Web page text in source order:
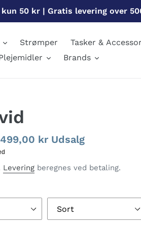
kun 50 kr | Gratis levering over
Strømper
Tasker &
Brands
Udsalgspris
499,00 kr Udsalg
Levering beregnes ved betaling.